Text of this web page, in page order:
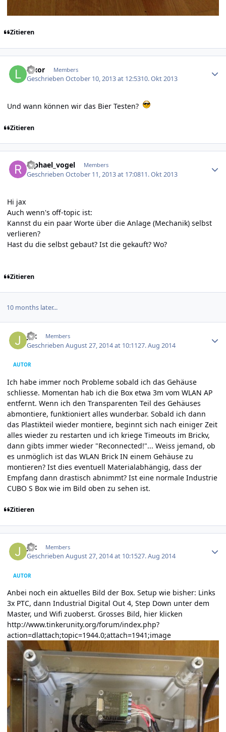
Zitieren
luxor Members
GeschriebenOctober 10, 2013 at 12:5310. Okt 2013
Und wann können wir das Bier Testen?
Zitieren
raphael_vogel Members
GeschriebenOctober 11, 2013 at 17:0811. Okt 2013
Hi jax
Auch wenn's off-topic ist:
Kannst du ein paar Worte über die Anlage (Mechanik) selbst
verlieren?
Hast du die selbst gebaut? Ist die gekauft? Wo?
Zitieren
10 months later...
jax Members
GeschriebenAugust 27, 2014 at 10:1127. Aug 2014
AUTOR
Ich habe immer noch Probleme sobald ich das Gehäuse
schliesse. Momentan hab ich die Box etwa 3m vom WLAN AP
entfernt. Wenn ich den Transparenten Teil des Gehäuses
abmontiere, funktioniert alles wunderbar. Sobald ich dann
das Plastikteil wieder montiere, beginnt sich nach einiger Zeit
alles wieder zu restarten und ich kriege Timeouts im Brickv,
dann gibts immer wieder "Reconnected!"... Weiss jemand, ob
es unmöglich ist das WLAN Brick IN einem Gehäuse zu
montieren? Ist dies eventuell Materialabhängig, dass der
Empfang dann drastisch abnimmt? Ist eine normale Industrie
CUBO S Box wie im Bild oben zu sehen ist.
Zitieren
jax Members
GeschriebenAugust 27, 2014 at 10:1527. Aug 2014
AUTOR
Anbei noch ein aktuelles Bild der Box. Setup wie bisher: Links
3x PTC, dann Industrial Digital Out 4, Step Down unter dem
Master, und Wifi zuoberst. Grosses Bild, hier klicken
http://www.tinkerunity.org/forum/index.php?
action=dlattach;topic=1944.0;attach=1941;image